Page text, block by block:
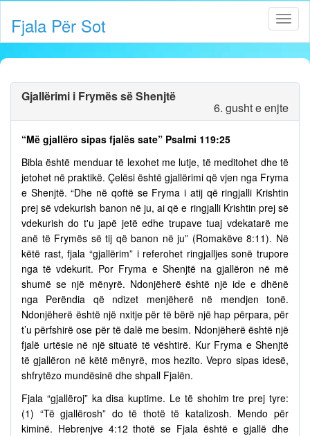
Fjala Për Sot
Gjallërimi i Frymës së Shenjtë
6. gusht e enjte
“Më gjallëro sipas fjalës sate” Psalmi 119:25
Bibla është menduar të lexohet me lutje, të meditohet dhe të
jetohet në praktikë. Çelësi është gjallërimi që vjen nga Fryma
e Shenjtë. “Dhe në qoftë se Fryma i atij që ringjalli Krishtin
prej së vdekurish banon në ju, ai që e ringjalli Krishtin prej së
vdekurish do t'u japë jetë edhe trupave tuaj vdekatarë me
anë të Frymës së tij që banon në ju” (Romakëve 8:11). Në
këtë rast, fjala “gjallërim” i referohet ringjalljes sonë trupore
nga të vdekurit. Por Fryma e Shenjtë na gjallëron në më
shumë se një mënyrë. Ndonjëherë është një ide e dhënë
nga Perëndia që ndizet menjëherë në mendjen tonë.
Ndonjëherë është një nxitje për të bërë një hap përpara, për
t’u përfshirë ose për të dalë me besim. Ndonjëherë është një
fjalë urtësie në një situatë të vështirë. Kur Fryma e Shenjtë
të gjallëron në këtë mënyrë, mos hezito. Vepro sipas idesë,
shfrytëzo mundësinë dhe shpall Fjalën.
Fjala “gjallëroj” ka disa kuptime. Le të shohim tre prej tyre:
(1) “Të gjallërosh” do të thotë të katalizosh. Mendo për
kiminë. Hebrenjve 4:12 thotë se Fjala është e gjallë dhe